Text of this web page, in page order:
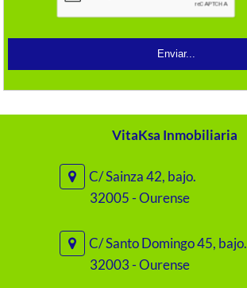
VitaKsa Inmobiliaria
C/ Sainza 42, bajo.
32005 - Ourense
C/ Santo Domingo 45, bajo.
32003 - Ourense